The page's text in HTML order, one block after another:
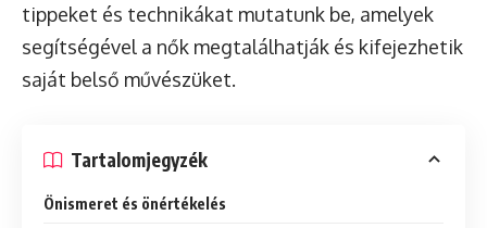
tippeket és technikákat mutatunk be, amelyek
segítségével a nők megtalálhatják és kifejezhetik
saját belső művészüket.
Tartalomjegyzék
Önismeret és önértékelés